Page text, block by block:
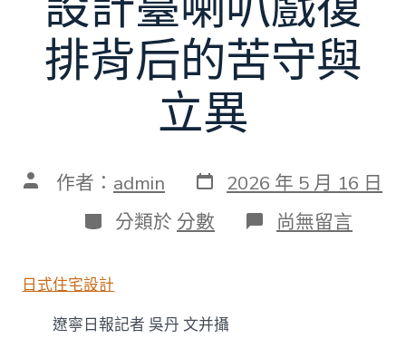
排背后的苦守與
立異
文 作者： admin 發
表
日
期
2026 年 5 月 16 日
分
類
分類於 分數 在
〈一
尚無留言
日式住宅設計
遼寧日報記者 吳丹 文并攝